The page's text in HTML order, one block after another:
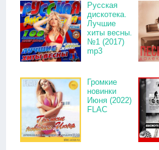
Русская
дискотека.
Лучшие
хиты весны.
№1 (2017)
mp3
Громкие
новинки
Июня (2022)
FLAC